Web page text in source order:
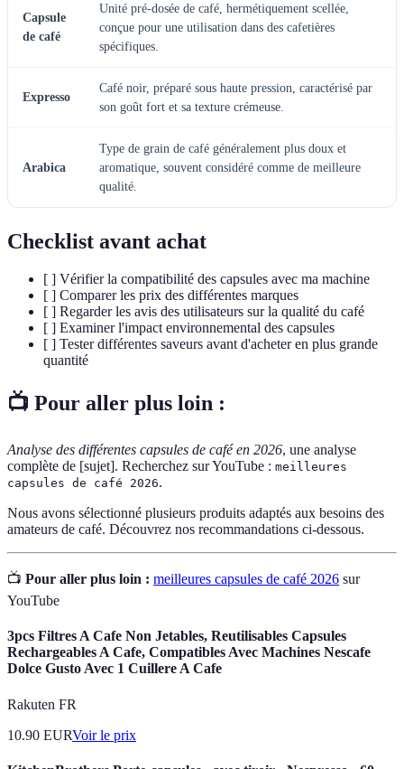
Capsule
de café
Unité pré-dosée de café, hermétiquement scellée,
conçue pour une utilisation dans des cafetières
spécifiques.
Expresso
Café noir, préparé sous haute pression, caractérisé par
son goût fort et sa texture crémeuse.
Arabica
Type de grain de café généralement plus doux et
aromatique, souvent considéré comme de meilleure
qualité.
Checklist avant achat
[ ] Vérifier la compatibilité des capsules avec ma machine
[ ] Comparer les prix des différentes marques
[ ] Regarder les avis des utilisateurs sur la qualité du café
[ ] Examiner l'impact environnemental des capsules
[ ] Tester différentes saveurs avant d'acheter en plus grande
quantité
📺 Pour aller plus loin :
Analyse des différentes capsules de café en 2026, une analyse
complète de [sujet]. Recherchez sur YouTube : meilleures
capsules de café 2026.
Nous avons sélectionné plusieurs produits adaptés aux besoins des
amateurs de café. Découvrez nos recommandations ci-dessous.
📺 Pour aller plus loin : meilleures capsules de café 2026 sur
YouTube
3pcs Filtres A Cafe Non Jetables, Reutilisables Capsules
Rechargeables A Cafe, Compatibles Avec Machines Nescafe
Dolce Gusto Avec 1 Cuillere A Cafe
Rakuten FR
10.90 EURVoir le prix